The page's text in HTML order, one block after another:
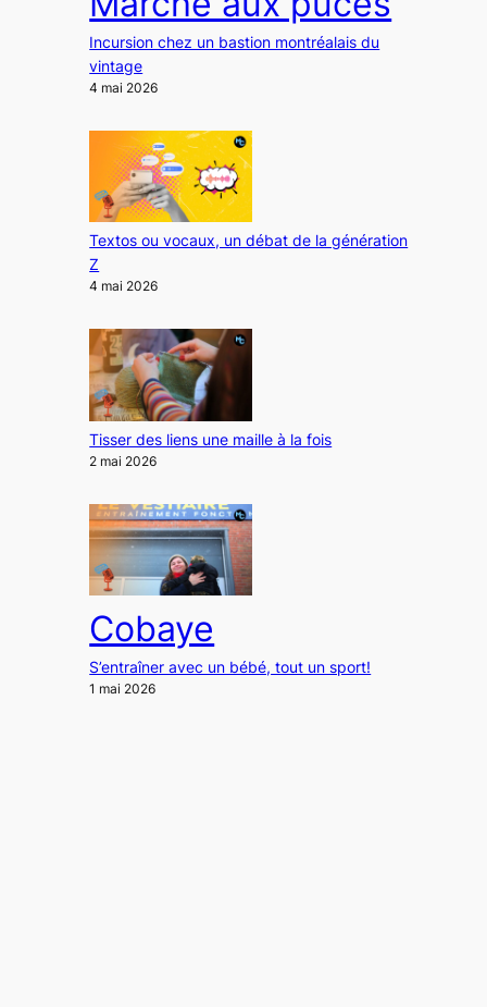
Incursion chez un bastion montréalais du
vintage
4 mai 2026
Textos ou vocaux, un débat de la génération
Z
4 mai 2026
Tisser des liens une maille à la fois
2 mai 2026
Cobaye
S’entraîner avec un bébé, tout un sport!
1 mai 2026